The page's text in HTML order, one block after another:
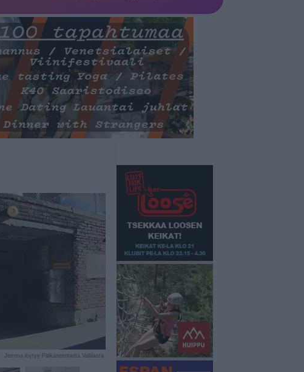
Jemma löytyy Pälkäneentieltä Vallilasta